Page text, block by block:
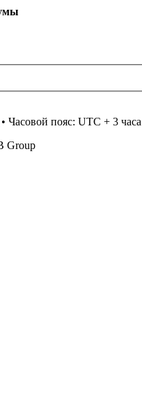
• Часовой пояс: UTC + 3 часа
Group